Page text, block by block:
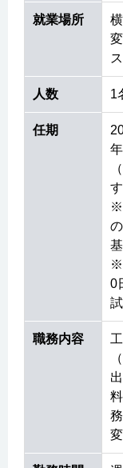
就業場所
人数 1
任期
す
※
※
0
職務内容
務